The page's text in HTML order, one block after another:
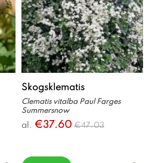
Skogsklematis
Clematis vitalba Paul Farges
Summersnow
al. €37.60 €47.03